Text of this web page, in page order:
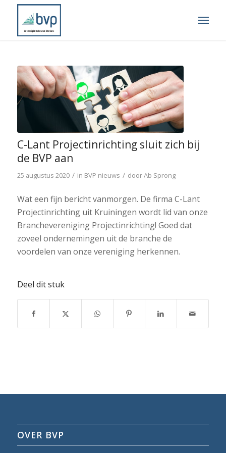
C-Lant Projectinrichting sluit zich bij
de BVP aan
25 augustus 2020 / in BVP nieuws / doorAb Sprong
Wat een fijn bericht vanmorgen. De firma C-Lant
Projectinrichting uit Kruiningen wordt lid van onze
Branchevereniging Projectinrichting! Goed dat
zoveel ondernemingen uit de branche de
voordelen van onze vereniging herkennen.
Deel dit stuk
OVER BVP